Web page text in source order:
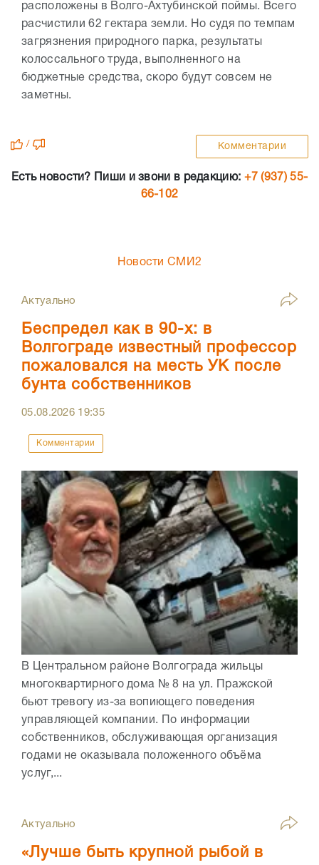
расположены в Волго-Ахтубинской поймы. Всего
расчистили 62 гектара земли. Но судя по темпам
загрязнения природного парка, результаты
колоссального труда, выполненного на
бюджетные средства, скоро будут совсем не
заметны.
/ Комментарии
Есть новости? Пиши и звони в редакцию: +7 (937) 55-
66-102
Новости СМИ2
Актуально
Беспредел как в 90-х: в
Волгограде известный профессор
пожаловался на месть УК после
бунта собственников
05.08.2026 19:35
Комментарии
В Центральном районе Волгограда жильцы
многоквартирного дома № 8 на ул. Пражской
бьют тревогу из-за вопиющего поведения
управляющей компании. По информации
собственников, обслуживающая организация
годами не оказывала положенного объёма
услуг,...
Актуально
«Лучше быть крупной рыбой в